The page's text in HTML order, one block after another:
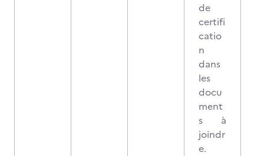
de
certifi
catio
n
dans
les
docu
ment
s à
joindr
e.